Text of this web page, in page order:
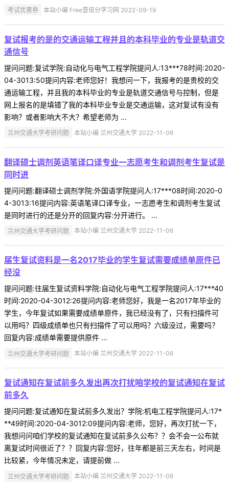
考试优惠券 本站小编 Free壹佰分学习网 2022-09-19
复试报考的是的交通运输工程并且的本科毕业的专业是轨道交
通信号
提问问题:复试学院:自动化与电气工程学院提问人:13***78时间:2020-
04-3013:50提问内容:老师您好！我想问一下，我报考的是贵校的交
通运输工程，并且我的本科毕业的专业是轨道交通信号与控制，但是
网上报名的是填错了我的本科毕业专业是交通运输，这对复试有没有
影响？或者影响大不大？希望老师为 ...
兰州交通大学考研问题 本站小编 兰州交通大学 2022-11-06
翻译硕士调剂英语笔译口译专业一志愿考生和调剂考生复试是
同时进
提问问题:翻译硕士调剂学院:外国语学院提问人:17***08时间:2020-0
4-3013:16提问内容:英语笔译口译专业，一志愿考生和调剂考生复试
是同时进行的还是分开的回复内容:分开进行。 ...
兰州交通大学考研问题 本站小编 兰州交通大学 2022-11-06
届生复试资料是一名2017毕业的学生复试需要成绩单原件已
经没
提问问题:往届生复试资料学院:自动化与电气工程学院提问人:17***40
时间:2020-04-3012:26提问内容:老师您好，我是一名2017年毕业的
学生，今年复试如果需要成绩单原件，我已经没有了，只有扫描件可
以用吗？四级成绩单也只有扫描件了可以用吗？六级没过，需要吗？
回复内容:成绩单需要提供原件 ...
兰州交通大学考研问题 本站小编 兰州交通大学 2022-11-06
复试通知在复试前多久发出再次打扰咱学校的复试通知在复试
前多久
提问问题:复试通知在复试前多久发出？学院:机电工程学院提问人:17*
**49时间:2020-04-3012:09提问内容:老师，您好，再次打扰一下，
我想问问咱们学校的复试通知在复试前多久公布？？会不会一公布就
离复试时间很近了？？回复内容:您好，往年都是前三天左右，时间是
比较紧，今年情况未定，请提前做 ...
兰州交通大学考研问题 本站小编 兰州交通大学 2022-11-06